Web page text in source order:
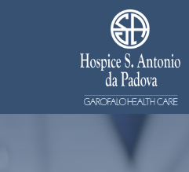
Salta al contenuto principale